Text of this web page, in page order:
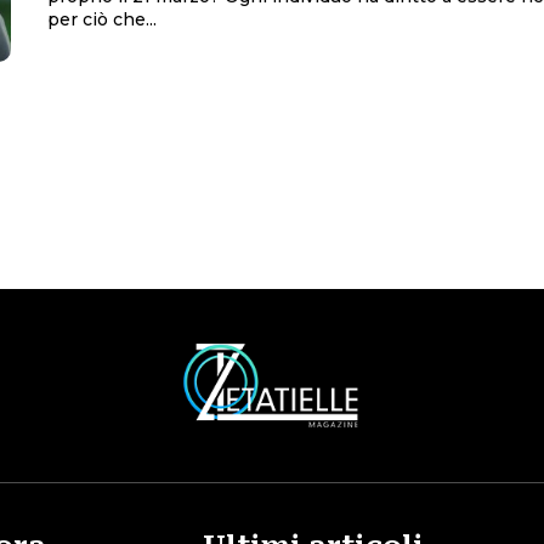
per ciò che...